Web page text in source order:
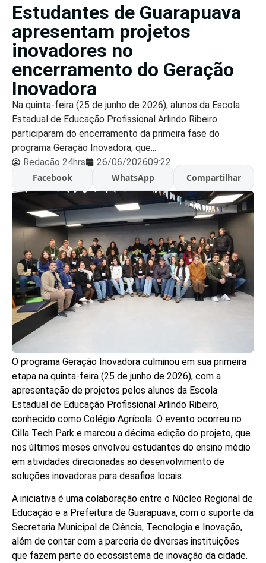
Estudantes de Guarapuava
apresentam projetos
inovadores no
encerramento do Geração
Inovadora
Na quinta-feira (25 de junho de 2026), alunos da Escola
Estadual de Educação Profissional Arlindo Ribeiro
participaram do encerramento da primeira fase do
programa Geração Inovadora, que...
Redação 24hrs
26/06/202609:22
Facebook
WhatsApp Compartilhar
O programa Geração Inovadora culminou em sua primeira
etapa na quinta-feira (25 de junho de 2026), com a
apresentação de projetos pelos alunos da Escola
Estadual de Educação Profissional Arlindo Ribeiro,
conhecido como Colégio Agrícola. O evento ocorreu no
Cilla Tech Park e marcou a décima edição do projeto, que
nos últimos meses envolveu estudantes do ensino médio
em atividades direcionadas ao desenvolvimento de
soluções inovadoras para desafios locais.
A iniciativa é uma colaboração entre o Núcleo Regional de
Educação e a Prefeitura de Guarapuava, com o suporte da
Secretaria Municipal de Ciência, Tecnologia e Inovação,
além de contar com a parceria de diversas instituições
que fazem parte do ecossistema de inovação da cidade.